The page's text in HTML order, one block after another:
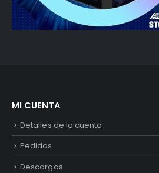
MI CUENTA
Detalles de la cuenta
Pedidos
Descargas